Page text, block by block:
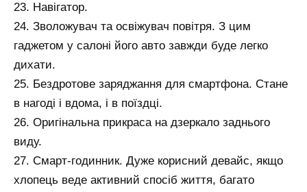
23. Навігатор.
24. Зволожувач та освіжувач повітря. З цим
гаджетом у салоні його авто завжди буде легко
дихати.
25. Бездротове заряджання для смартфона. Стане
в нагоді і вдома, і в поїздці.
26. Оригінальна прикраса на дзеркало заднього
виду.
27. Смарт-годинник. Дуже корисний девайс, якщо
хлопець веде активний спосіб життя, багато